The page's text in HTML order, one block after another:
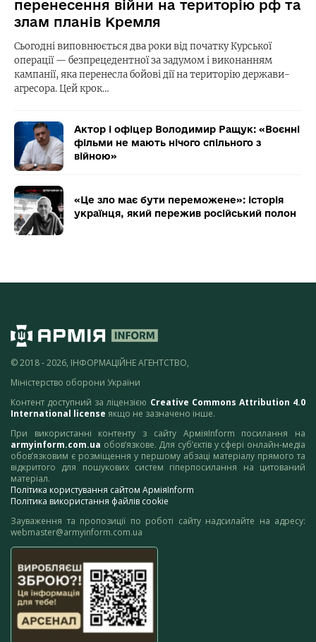
перенесення війни на територію рф та
злам планів Кремля
Сьогодні виповнюється два роки від початку Курської
операції — безпрецедентної за задумом і виконанням
кампанії, яка перенесла бойові дії на територію держави-
агресора. Цей крок…
Актор і офіцер Володимир Ращук: «Воєнні
фільми не мають нічого спільного з
війною»
«Це зло має бути переможене»: історія
українця, який пережив російський полон
© 2018 - 2026, ІНФОРМАЦІЙНЕ АГЕНТСТВО,
Міністерство оборони України
Контент доступний за ліцензією Creative Commons Attribution 4.0
International license якщо не зазначено інше.
При використанні контенту з сайту АрміяInform посилання на
armyinform.com.ua обов’язкове. Для суб’єктів у сфері онлайн-медіа
обов’язковим є розміщення у першому абзаці матеріалу прямого та
відкритого для пошукових систем гіперпосилання на цитований
матеріал.
Політика користування сайтом АрміяInform
Політика використання файлів cookie
Зауваження та пропозиції по роботі сайту надсилайте на адресу:
webmaster@armyinform.com.ua